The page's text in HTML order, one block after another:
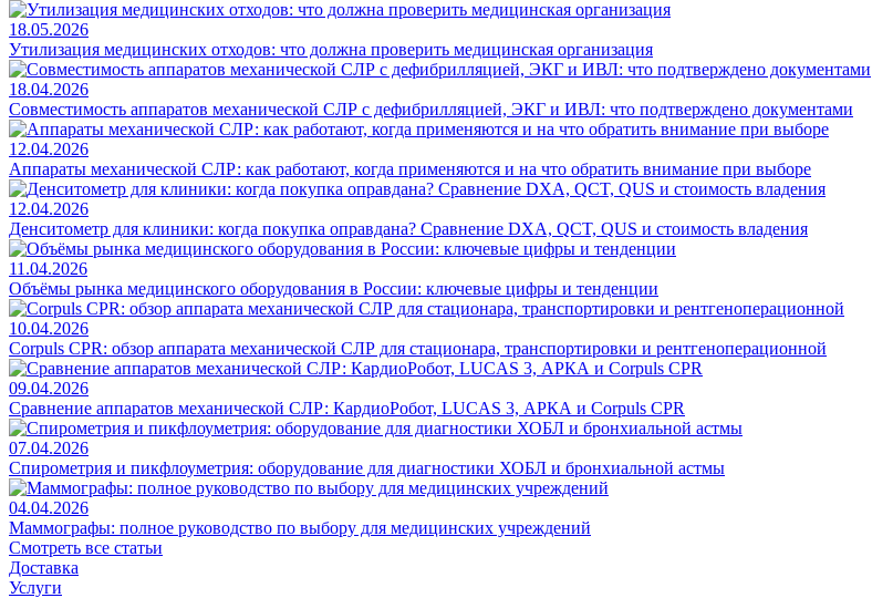
18.05.2026
Утилизация медицинских отходов: что должна проверить медицинская организация
18.04.2026
Совместимость аппаратов механической СЛР с дефибрилляцией, ЭКГ и ИВЛ: что подтверждено документами
12.04.2026
Аппараты механической СЛР: как работают, когда применяются и на что обратить внимание при выборе
12.04.2026
Денситометр для клиники: когда покупка оправдана? Сравнение DXA, QCT, QUS и стоимость владения
11.04.2026
Объёмы рынка медицинского оборудования в России: ключевые цифры и тенденции
10.04.2026
Corpuls CPR: обзор аппарата механической СЛР для стационара, транспортировки и рентгеноперационной
09.04.2026
Сравнение аппаратов механической СЛР: КардиоРобот, LUCAS 3, АРКА и Corpuls CPR
07.04.2026
Спирометрия и пикфлоуметрия: оборудование для диагностики ХОБЛ и бронхиальной астмы
04.04.2026
Маммографы: полное руководство по выбору для медицинских учреждений
Смотреть все статьи
Доставка
Услуги